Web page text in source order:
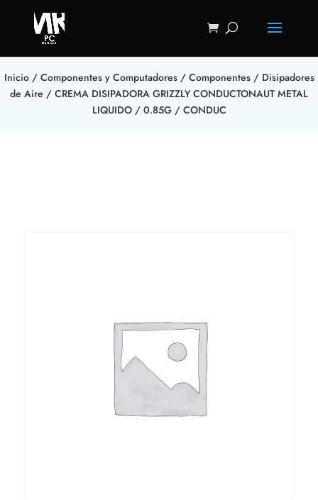
Inicio/ Componentes y Computadores/ Componentes/ Disipadores
de Aire / CREMA DISIPADORA GRIZZLY CONDUCTONAUT METAL
LIQUIDO / 0.85G / CONDUC